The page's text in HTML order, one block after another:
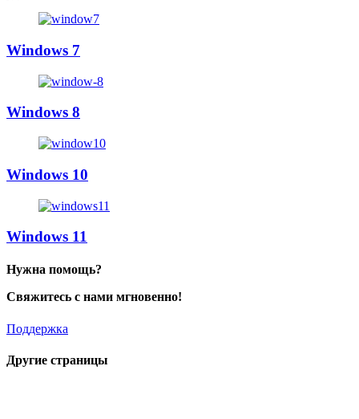
Windows 7
Windows 8
Windows 10
Windows 11
Нужна помощь?
Свяжитесь с нами мгновенно!
Поддержка
Другие страницы